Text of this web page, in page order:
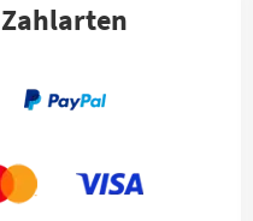
Zahlarten